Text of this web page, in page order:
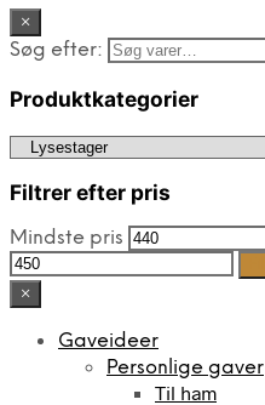
×
Søg efter:
Produktkategorier
Filtrer efter pris
Mindste pris
×
Gaveideer
Personlige gaver
Til ham